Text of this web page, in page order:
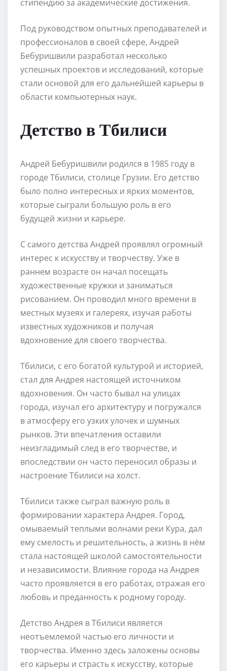
стипендию за академические достижения.
Под руководством опытных преподавателей и
профессионалов в своей сфере, Андрей
Бебуришвили разработал несколько
успешных проектов и исследований, которые
стали основой для его дальнейшей карьеры в
области компьютерных наук.
Детство в Тбилиси
Андрей Бебуришвили родился в 1985 году в
городе Тбилиси, столице Грузии. Его детство
было полно интересных и ярких моментов,
которые сыграли большую роль в его
будущей жизни и карьере.
С самого детства Андрей проявлял огромный
интерес к искусству и творчеству. Уже в
раннем возрасте он начал посещать
художественные кружки и заниматься
рисованием. Он проводил много времени в
местных музеях и галереях, изучая работы
известных художников и получая
вдохновение для своего творчества.
Тбилиси, с его богатой культурой и историей,
стал для Андрея настоящей источником
вдохновения. Он часто бывал на улицах
города, изучал его архитектуру и погружался
в атмосферу его узких улочек и шумных
рынков. Эти впечатления оставили
неизгладимый след в его творчестве, и
впоследствии он часто переносил образы и
настроение Тбилиси на холст.
Тбилиси также сыграл важную роль в
формировании характера Андрея. Город,
омываемый теплыми волнами реки Кура, дал
ему смелость и решительность, а жизнь в нём
стала настоящей школой самостоятельности
и независимости. Влияние города на Андрея
часто проявляется в его работах, отражая его
любовь и преданность к родному городу.
Детство Андрея в Тбилиси является
неотъемлемой частью его личности и
творчества. Именно здесь заложены основы
его карьеры и страсть к искусству, которые